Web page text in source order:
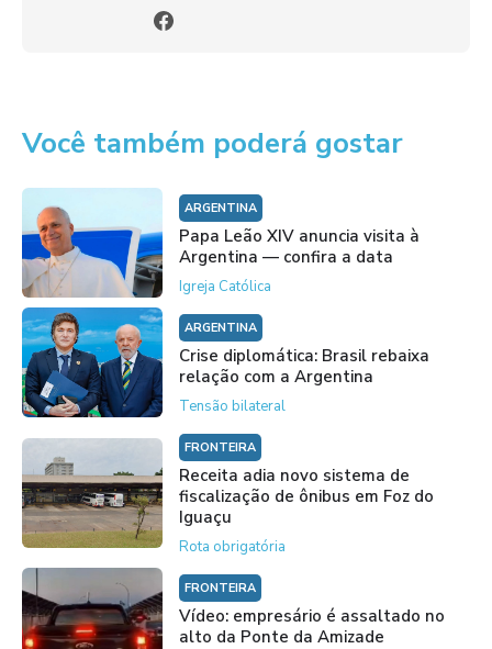
Você também poderá gostar
ARGENTINA
Papa Leão XIV anuncia visita à
Argentina — confira a data
Igreja Católica
ARGENTINA
Crise diplomática: Brasil rebaixa
relação com a Argentina
Tensão bilateral
FRONTEIRA
Receita adia novo sistema de
fiscalização de ônibus em Foz do
Iguaçu
Rota obrigatória
FRONTEIRA
Vídeo: empresário é assaltado no
alto da Ponte da Amizade